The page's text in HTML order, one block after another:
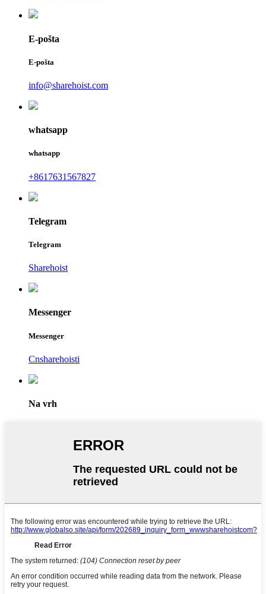
E-pošta
E-pošta
info@sharehoist.com
whatsapp
whatsapp
+8617631567827
Telegram
Telegram
Sharehoist
Messenger
Messenger
Cnsharehoisti
Na vrh